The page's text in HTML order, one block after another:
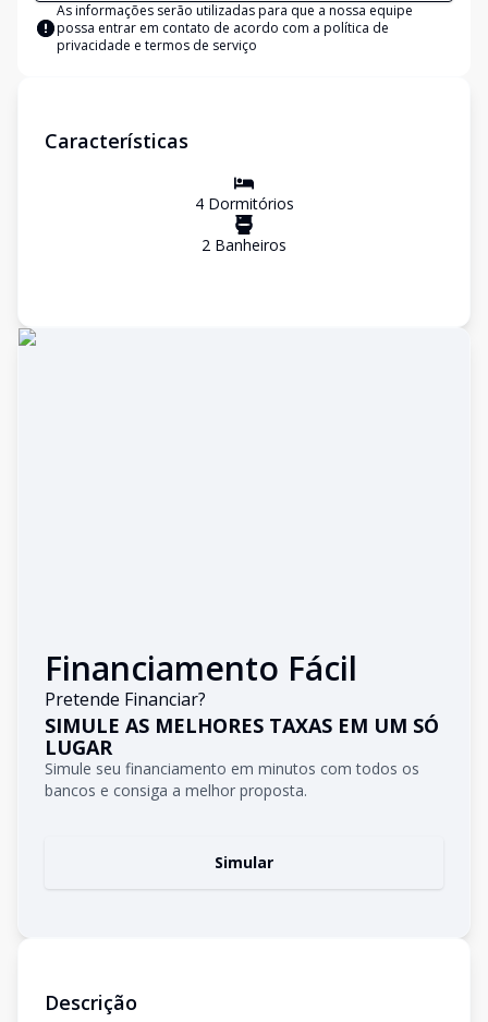
As informações serão utilizadas para que a nossa equipe
possa entrar em contato de acordo com a política de
privacidade e termos de serviço
Características
4Dormitórios
2 Banheiros
Financiamento Fácil
Pretende Financiar?
SIMULE AS MELHORES TAXAS EM UM SÓ
LUGAR
Simule seu financiamento em minutos com todos os
bancos e consiga a melhor proposta.
Simular
Descrição